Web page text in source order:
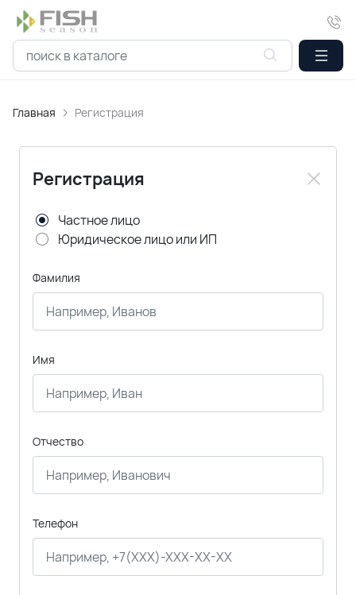
Главная Регистрация
Регистрация
Частное лицо
Юридическое лицо или ИП
Фамилия
Имя
Отчество
Телефон